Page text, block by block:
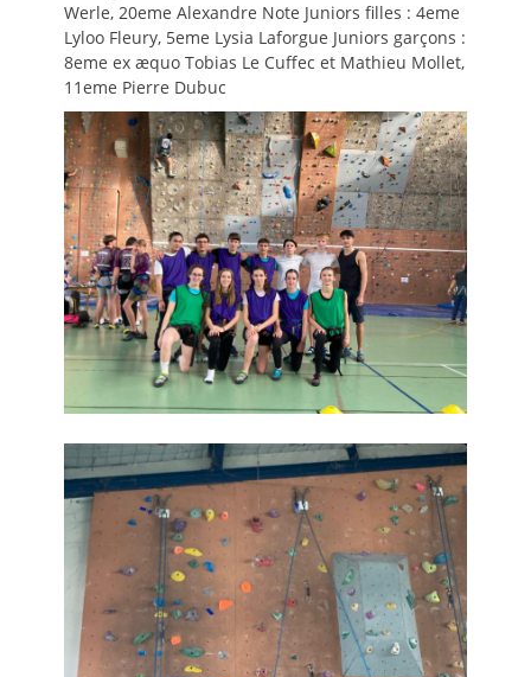
Werle, 20eme Alexandre Note Juniors filles : 4eme
Lyloo Fleury, 5eme Lysia Laforgue Juniors garçons :
8eme ex æquo Tobias Le Cuffec et Mathieu Mollet,
11eme Pierre Dubuc